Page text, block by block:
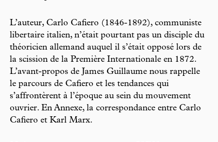
L’auteur, Carlo Cafiero (1846-1892), communiste
libertaire italien, n’était pourtant pas un disciple du
théoricien allemand auquel il s’était opposé lors de
la scission de la Première Internationale en 1872.
L’avant-propos de James Guillaume nous rappelle
le parcours de Cafiero et les tendances qui
s’affrontèrent à l’époque au sein du mouvement
ouvrier. En Annexe, la correspondance entre Carlo
Cafiero et Karl Marx.